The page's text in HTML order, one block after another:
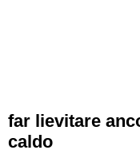
far lievitare
caldo